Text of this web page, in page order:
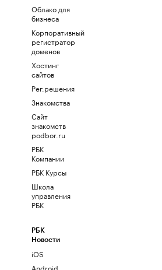
Облако для
бизнеса
Корпоративный
регистратор
доменов
Хостинг
сайтов
Рег.решения
Знакомства
Сайт
знакомств
podbor.ru
РБК
Компании
РБК Курсы
Школа
управления
РБК
РБК
Новости
iOS
Android